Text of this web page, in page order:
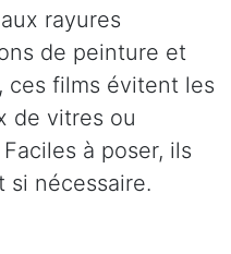
rayures
de peinture et
ces films évitent les
de vitres ou
à poser, ils
si nécessaire.